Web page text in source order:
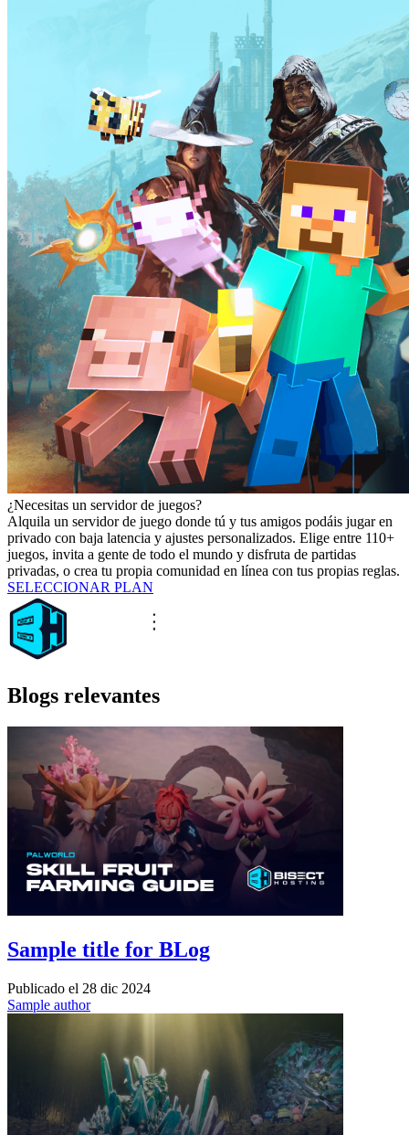
¿Necesitas un servidor de juegos?
Alquila un servidor de juego donde tú y tus amigos podáis jugar en
privado con baja latencia y ajustes personalizados. Elige entre 110+
juegos, invita a gente de todo el mundo y disfruta de partidas
privadas, o crea tu propia comunidad en línea con tus propias reglas.
SELECCIONAR PLAN
Blogs relevantes
Sample title for BLog
Publicado el 28 dic 2024
Sample author